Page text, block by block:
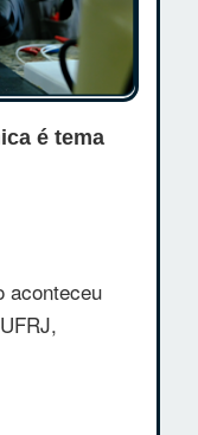
é tema
aconteceu